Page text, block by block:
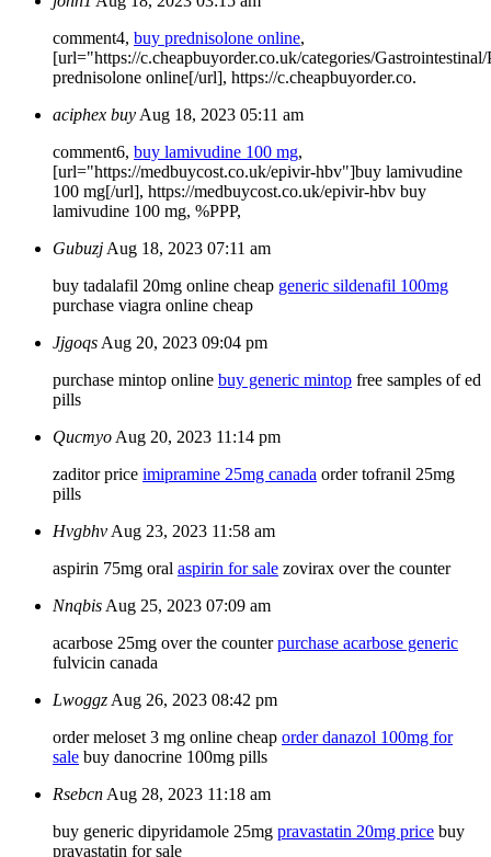
comment4, buy prednisolone online,
[url="https://c.cheapbuyorder.co.uk/categories/
prednisolone online[/url], https://c.cheapbuyorder.co.
aciphex buy Aug 18, 2023 05:11 am
comment6, buy lamivudine 100 mg,
[url="https://medbuycost.co.uk/epivir-hbv"]buy lamivudine
100 mg[/url], https://medbuycost.co.uk/epivir-hbv buy
lamivudine 100 mg, %PPP,
Gubuzj Aug 18, 2023 07:11 am
buy tadalafil 20mg online cheap generic sildenafil 100mg
purchase viagra online cheap
Jjgoqs Aug 20, 2023 09:04 pm
purchase mintop online buy generic mintop free samples of ed
pills
Qucmyo Aug 20, 2023 11:14 pm
zaditor price imipramine 25mg canada order tofranil 25mg
pills
Hvgbhv Aug 23, 2023 11:58 am
aspirin 75mg oral aspirin for sale zovirax over the counter
Nnqbis Aug 25, 2023 07:09 am
acarbose 25mg over the counterpurchase acarbose generic
fulvicin canada
Lwoggz Aug 26, 2023 08:42 pm
order meloset 3 mg online cheap order danazol 100mg for
sale buy danocrine 100mg pills
Rsebcn Aug 28, 2023 11:18 am
buy generic dipyridamole 25mg pravastatin 20mg price buy
pravastatin for sale